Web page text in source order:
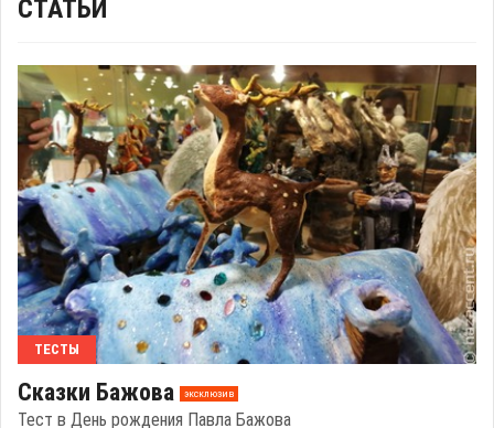
СТАТЬИ
ТЕСТЫ
Сказки Бажова эксклюзив
Тест в День рождения Павла Бажова